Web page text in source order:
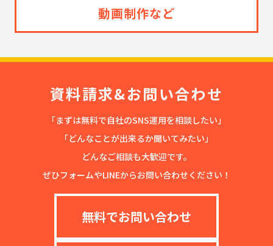
動画制作など
資料請求&お問い合わせ
「まずは無料で自社のSNS運用を相談したい」
「どんなことが出来るか聞いてみたい」
どんなご相談も大歓迎です。
ぜひフォームやLINEからお問い合わせください！
無料でお問い合わせ